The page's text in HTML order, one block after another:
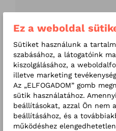
Foglalj időpontot
dietetikusunkhoz
0505-ös
linkre kattintva!
Kapcsolódó
Ez a weboldal
Sütiket használunk a
szabásához, a látogatóink
kiszolgálásához, a
illetve marketing
Az „ELFOGADOM” gomb
sütik használatához.
beállításokat, azzal Ön nem
beállításához, és a
működéshez